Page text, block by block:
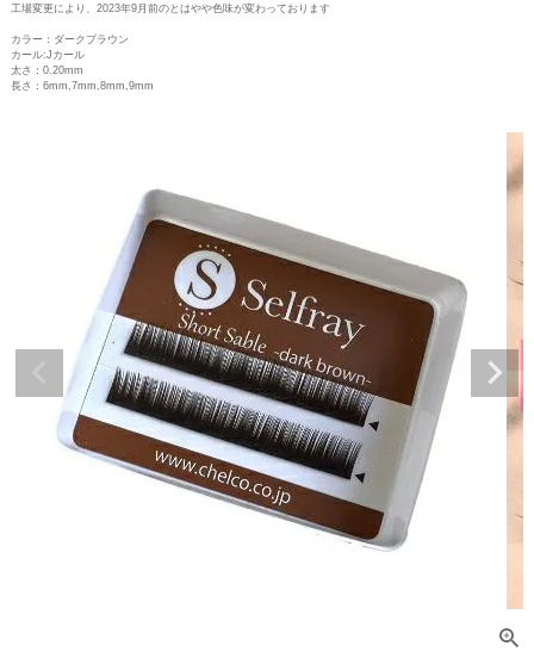
工場変更により、2023年9月前のとはやや色味が変わっております
カラー：ダークブラウン
カール:Jカール
太さ：0.20mm
長さ：6mm,7mm,8mm,9mm